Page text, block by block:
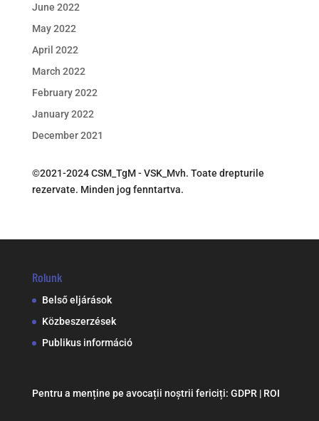
June 2022
May 2022
April 2022
March 2022
February 2022
January 2022
December 2021
©2021-2024 CSM_TgM - VSK_Mvh. Toate drepturile
rezervate. Minden jog fenntartva.
Rolunk
Belső eljárások
Közbeszerzések
Publikus információ
Pentru a menține pe avocații noștrii fericiți: GDPR | ROI